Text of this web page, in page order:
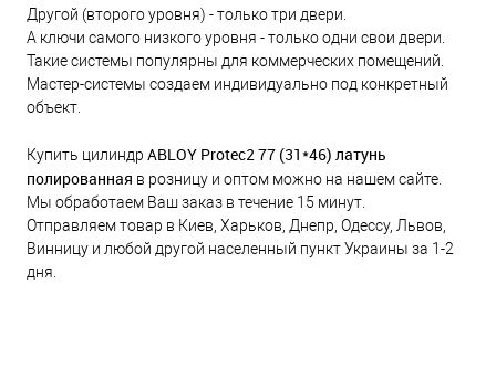
Другой (второго уровня) - только три двери.
А ключи самого низкого уровня - только одни свои двери.
Такие системы популярны для коммерческих помещений.
Мастер-системы создаем индивидуально под конкретный
объект.
Купить цилиндр ABLOY Protec2 77 (31*46) латунь
полированная в розницу и оптом можно на нашем сайте.
Мы обработаем Ваш заказ в течение 15 минут.
Отправляем товар в Киев, Харьков, Днепр, Одессу, Львов,
Винницу и любой другой населенный пункт Украины за 1-2
дня.